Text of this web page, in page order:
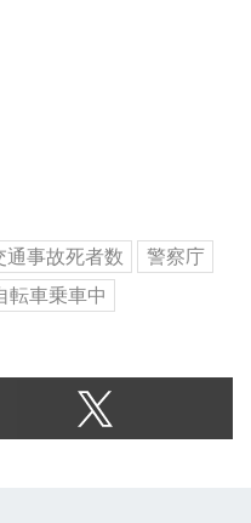
通事故死者数
警察庁
転車乗車中